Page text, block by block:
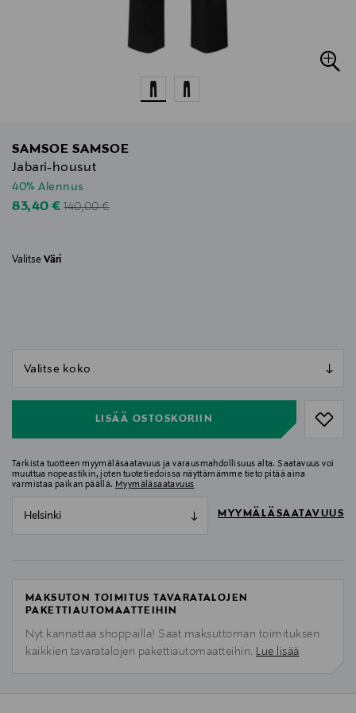
SAMSOE SAMSOE
Jabari-housut
40% Alennus
Discounted Price
83,40 €Original Price
140,00 €
Valitse Väri
LISÄÄ OSTOSKORIIN
Tarkista tuotteen myymäläsaatavuus ja varausmahdollisuus alta. Saatavuus voi
muuttua nopeastikin, joten tuotetiedoissa näyttämämme tieto pitää aina
varmistaa paikan päällä. Myymäläsaatavuus
Helsinki MYYMÄLÄSAATAVUUS
MAKSUTON TOIMITUS TAVARATALOJEN
PAKETTIAUTOMAATTEIHIN
Nyt kannattaa shoppailla! Saat maksuttoman toimituksen
kaikkien tavaratalojen pakettiautomaatteihin. Lue lisää